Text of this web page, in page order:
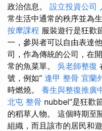
政治信息。 設立投資公司
常生活中通常的秩序並為
按摩課程 服裝遊行是狂歡
一，參與者可以自由表達
司，作為傳統的公司，在
常的魚菜單。 吳老師整復
號，例如“ 逢甲 整骨 宜蘭
時燃燒。 養生與整復推廣
北屯 整骨 nubbel”是狂歡
的稻草人物。 這個時期至
組織，而且該市的居民和